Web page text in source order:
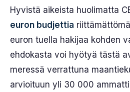
Hyvistä aikeista huolimatta
euron budjettia
euron tuella hakijaa kohden
ehdokasta voi hyötyä tästä
meressä verrattuna
arvioituun yli 30 000